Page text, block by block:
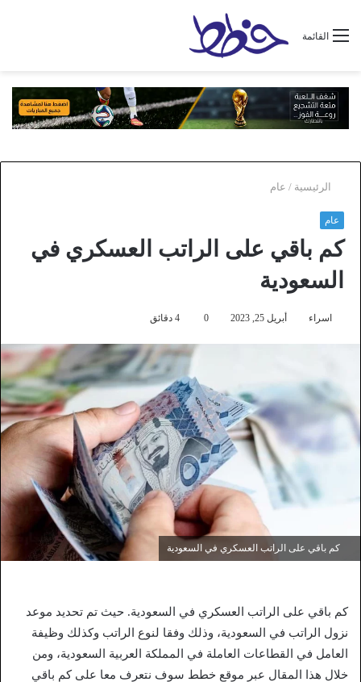
القائمة
الرئيسية / عام
عام
كم باقي على الراتب العسكري في
السعودية
اسراء أبريل 25, 2023 0
كم باقي على الراتب العسكري في السعودية
كم باقي على الراتب العسكري في السعودية. حيث تم تحديد موعد
نزول الراتب في السعودية، وذلك وفقا لنوع الراتب وكذلك وظيفة
العامل في القطاعات العاملة في المملكة العربية السعودية، ومن
خلال هذا المقال عبر موقع خطط سوف نتعرف معا على كم باقي